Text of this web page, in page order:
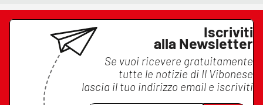
Iscriviti
alla Newsletter
Se vuoi ricevere gratuitamente
tutte le notizie di Il Vibonese
lascia il tuo indirizzo email e iscriviti